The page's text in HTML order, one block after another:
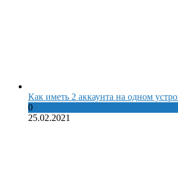
Как иметь 2 аккаунта на одном
0
25.02.2021